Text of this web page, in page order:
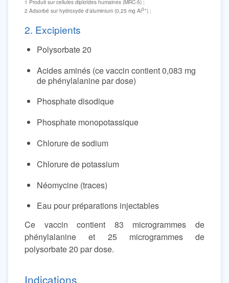
1 Produit sur cellules diploïdes humaines (MRC-5) ;
2 Adsorbé sur hydroxyde d'aluminium (0,25 mg Al3+) ;
2. Excipients
Polysorbate 20
Acides aminés (ce vaccin contient 0,083 mg
de phénylalanine par dose)
Phosphate disodique
Phosphate monopotassique
Chlorure de sodium
Chlorure de potassium
Néomycine (traces)
Eau pour préparations injectables
Ce vaccin contient 83 microgrammes de
phénylalanine et 25 microgrammes de
polysorbate 20 par dose.
Indications